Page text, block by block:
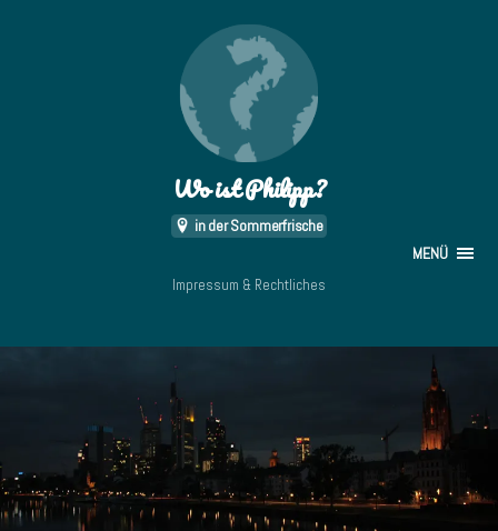
Wo ist Philipp?
in der Sommerfrische
MENÜ
Impressum & Rechtliches